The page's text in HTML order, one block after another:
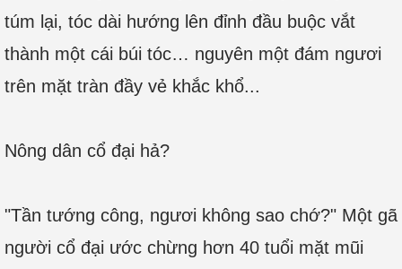
túm lại, tóc dài hướng lên đỉnh đầu buộc vắt
thành một cái búi tóc… nguyên một đám ngươi
trên mặt tràn đầy vẻ khắc khổ...
Nông dân cổ đại hả?
"Tần tướng công, ngươi không sao chớ?" Một gã
người cổ đại ước chừng hơn 40 tuổi mặt mũi